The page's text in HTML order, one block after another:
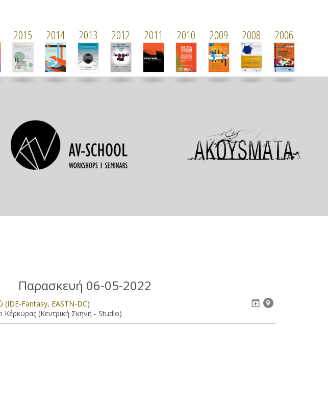
2015 2014 2013 2012 2011 2010 2009 2008 2006
Παρασκευή 06-05-2022
Fantasy, EASTN-DC)
Κέρκυρας (Κεντρική Σκηνή - Studio)